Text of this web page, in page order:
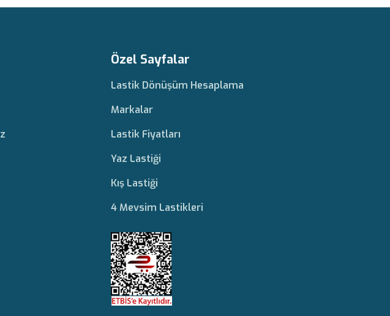
Özel Sayfalar
Lastik Dönüşüm Hesaplama
Markalar
Lastik Fiyatları
Yaz Lastiği
Kış Lastiği
4 Mevsim Lastikleri